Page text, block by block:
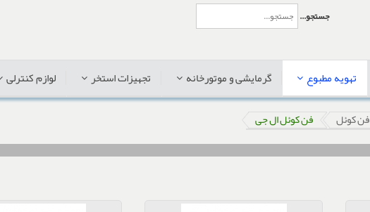
جستجو...
تهویه مطبوع گرمایشی و موتورخانه تجهیزات استخر لوازم کنترلی
فن کوئل فن کوئل ال جی